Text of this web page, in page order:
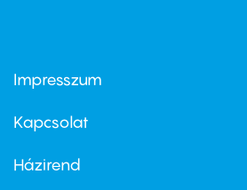
Footer
first
Impresszum
Kapcsolat
Footer
Házirend